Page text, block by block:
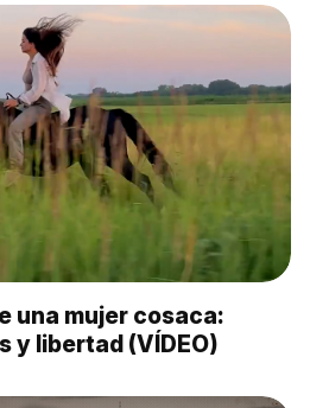
una mujer cosaca:
y libertad (VÍDEO)